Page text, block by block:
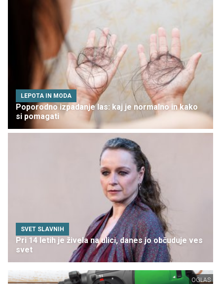
LEPOTA IN MODA
Poporodno izpadanje las: kaj je normalno in kako
si pomagati
SVET SLAVNIH
Pri 14 letih je živela na ulici, danes jo občuduje ves
svet
OGLAS